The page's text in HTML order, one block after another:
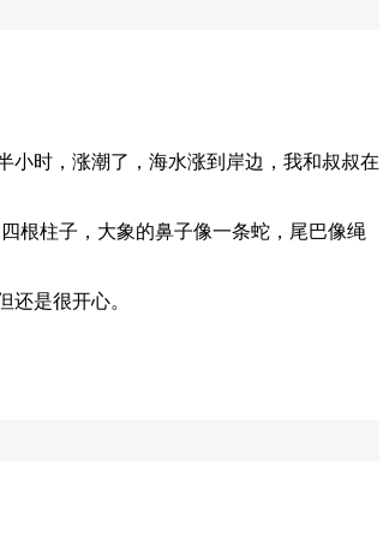
时，涨潮了，海水涨到岸边，我和叔叔在
根柱子，大象的鼻子像一条蛇，尾巴像绳
是很开心。